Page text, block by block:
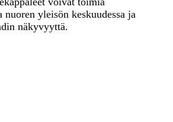
nuoren yleisön keskuudessa ja
näkyvyyttä.